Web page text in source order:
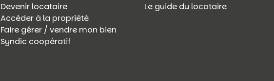
Devenir locataire
Accéder à la propriété
Faire gérer / vendre mon bien
Syndic coopératif
Le guide du locataire